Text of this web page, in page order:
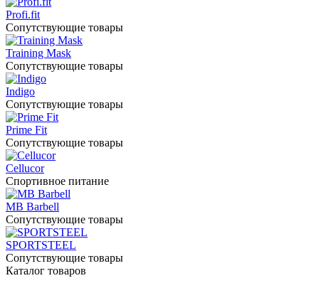
Profi.fit
Сопутствующие товары
Training Mask
Сопутствующие товары
Indigo
Сопутствующие товары
Prime Fit
Сопутствующие товары
Cellucor
Спортивное питание
MB Barbell
Сопутствующие товары
SPORTSTEEL
Сопутствующие товары
Каталог товаров